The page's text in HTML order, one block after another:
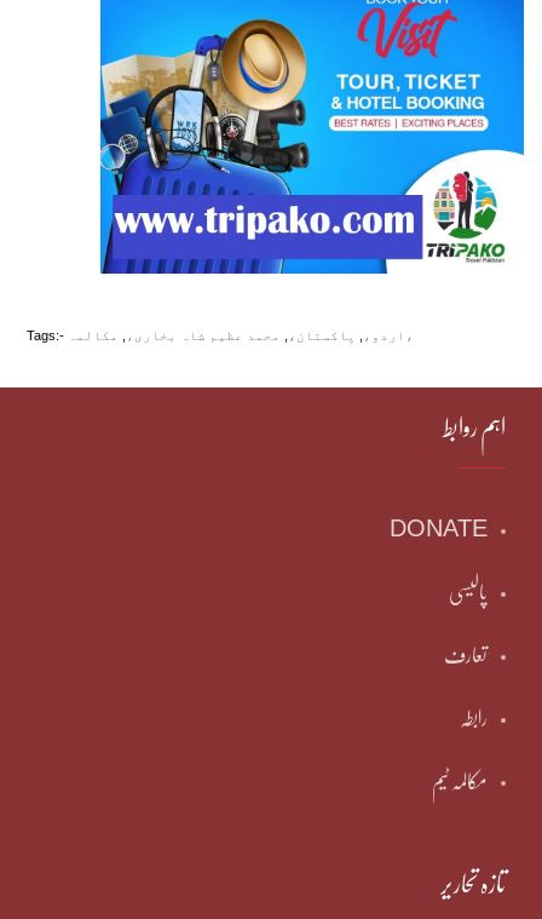
Tags:- اردو، پاکستان، محمد عظیم شاہ بخاری، مکالمہ،
اہم روابط
DONATE
پالیسی
تعارف
رابطہ
مکالمہ ٹیم
تازہ تحاریر